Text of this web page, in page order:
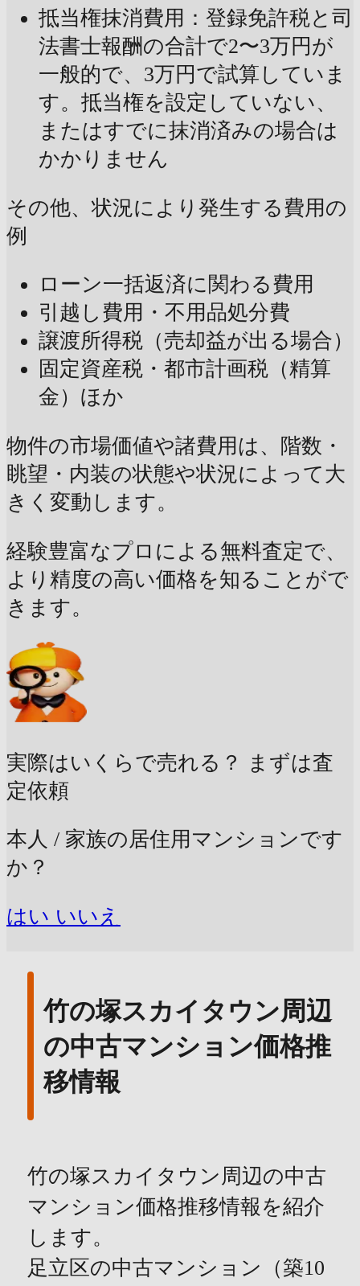
抵当権抹消費用：登録免許税と司
法書士報酬の合計で2〜3万円が
一般的で、3万円で試算していま
す。抵当権を設定していない、
またはすでに抹消済みの場合は
かかりません
その他、状況により発生する費用の
例
ローン一括返済に関わる費用
引越し費用・不用品処分費
譲渡所得税（売却益が出る場合）
固定資産税・都市計画税（精算
金）ほか
物件の市場価値や諸費用は、階数・
眺望・内装の状態や状況によって大
きく変動します。
経験豊富なプロによる無料査定で、
より精度の高い価格を知ることがで
きます。
実際はいくらで売れる？
まずは査
定依頼
本人 / 家族の居住用マンションです
か？
はい いいえ
竹の塚スカイタウン周辺
の中古マンション価格推
移情報
竹の塚スカイタウン周辺の中古
マンション価格推移情報を紹介
します。
足立区の中古マンション（築10